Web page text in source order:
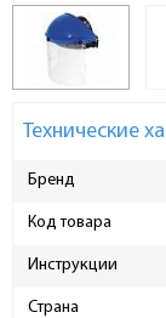
Технические
Бренд
Код товара
Инструкции
Страна